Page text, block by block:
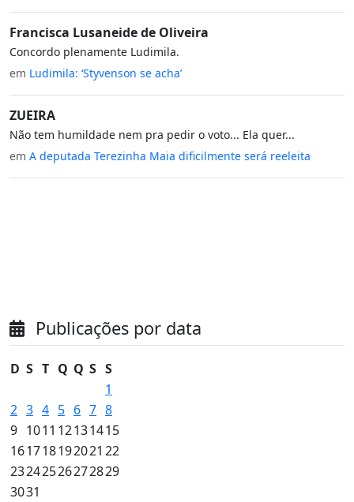
Francisca Lusaneide de Oliveira
Concordo plenamente Ludimila.
em Ludimila: ‘Styvenson se acha’
ZUEIRA
Não tem humildade nem pra pedir o voto... Ela quer...
em A deputada Terezinha Maia dificilmente será reeleita
Publicações por data
D S T Q Q S S
1
2 3 4 5 6 7 8
9 1011 12131415
161718192021 22
23242526272829
3031